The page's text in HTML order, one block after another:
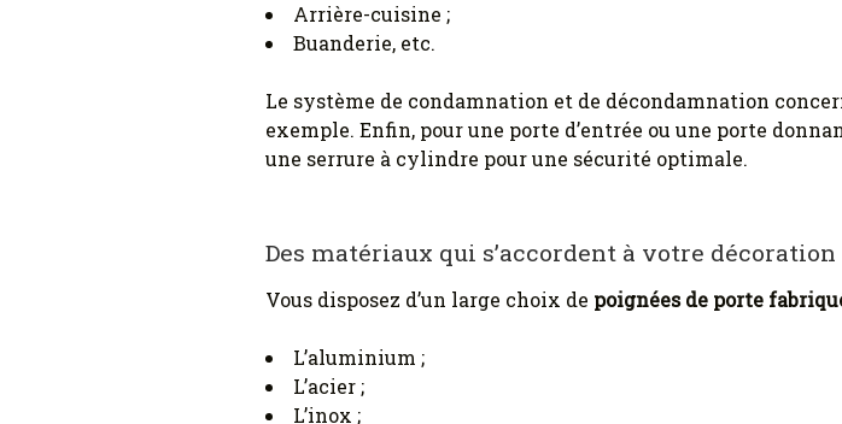
Arrière-cuisine ;
Buanderie, etc.
Le système de condamnation et de décondamnation
exemple. Enfin, pour une porte d’entrée ou une porte
une serrure à cylindre pour une sécurité optimale.
Des matériaux qui s’accordent à votre décoration
Vous disposez d’un large choix de poignées de porte
L’aluminium ;
L’acier ;
L’inox ;